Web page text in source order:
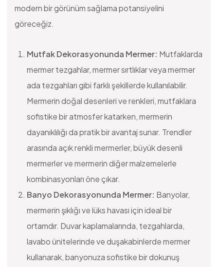
modern bir görünüm sağlama potansiyelini
göreceğiz.
Mutfak Dekorasyonunda Mermer: Mutfaklarda
mermer tezgahlar, mermer sırtlıklar veya mermer
ada tezgahları gibi farklı şekillerde kullanılabilir.
Mermerin doğal desenleri ve renkleri, mutfaklara
sofistike bir atmosfer katarken, mermerin
dayanıklılığı da pratik bir avantaj sunar. Trendler
arasında açık renkli mermerler, büyük desenli
mermerler ve mermerin diğer malzemelerle
kombinasyonları öne çıkar.
Banyo Dekorasyonunda Mermer: Banyolar,
mermerin şıklığı ve lüks havası için ideal bir
ortamdır. Duvar kaplamalarında, tezgahlarda,
lavabo ünitelerinde ve duşakabinlerde mermer
kullanarak, banyonuza sofistike bir dokunuş